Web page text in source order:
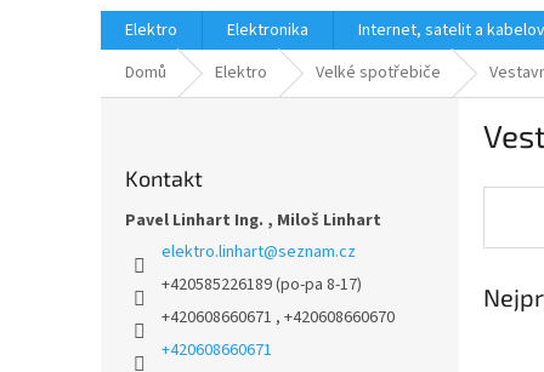
Elektro Elektronika Internet, satelit a
Domů
Elektro Velké spotřebiče
Kontakt
Pavel Linhart Ing. , Miloš Linhart
elektro.linhart@seznam.cz
+420585226189 (po-pa 8-17)
+420608660671 , +420608660670
+420608660671